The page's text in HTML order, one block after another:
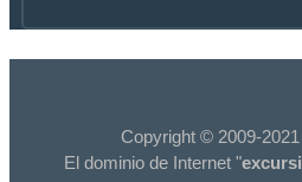
Copyright © 2009-
El dominio de Internet "